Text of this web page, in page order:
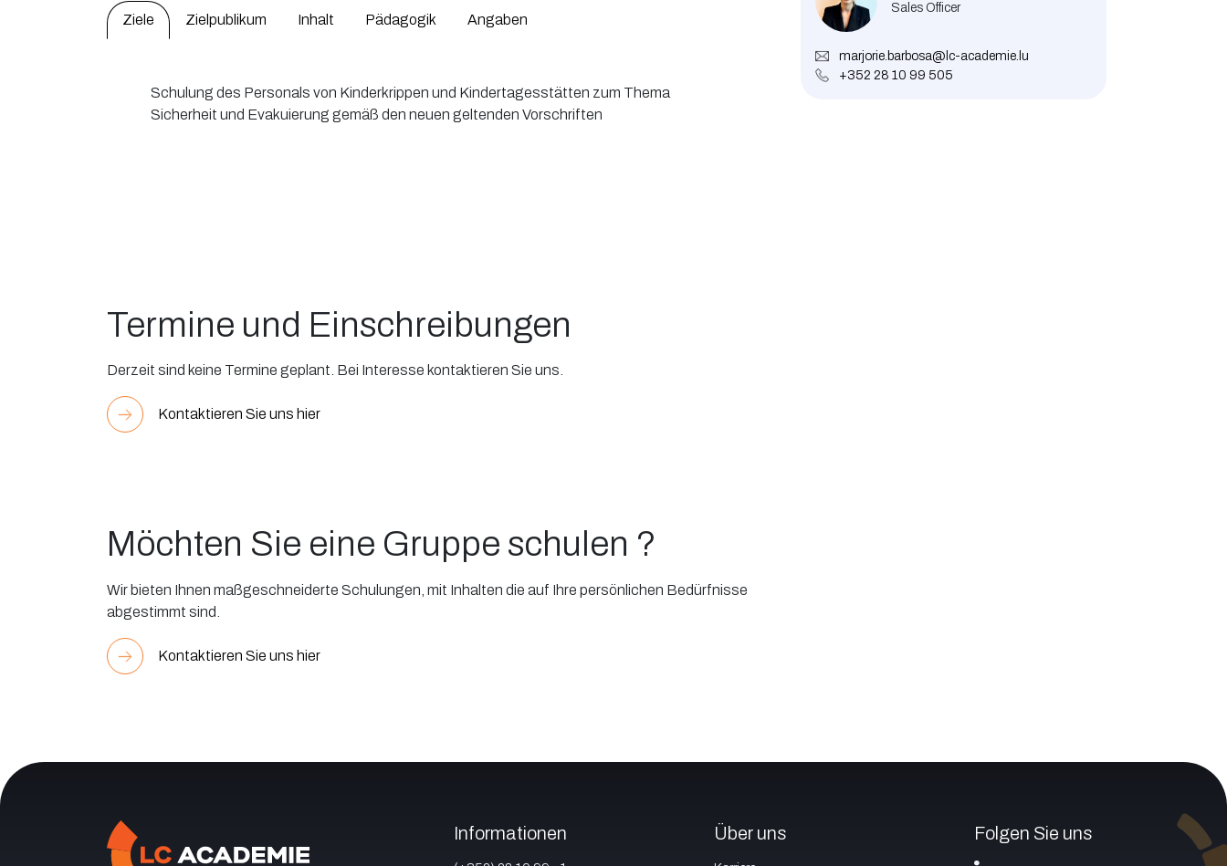
Ziele Zielpublikum Inhalt Pädagogik Angaben
Schulung des Personals von Kinderkrippen und Kindertagesstätten zum Thema
Sicherheit und Evakuierung gemäß den neuen geltenden Vorschriften
Termine und Einschreibungen
Derzeit sind keine Termine geplant. Bei Interesse kontaktieren Sie uns.
Kontaktieren Sie uns hier
Möchten Sie eine Gruppe schulen ?
Wir bieten Ihnen maßgeschneiderte Schulungen, mit Inhalten die auf Ihre persönlichen Bedürfnisse
abgestimmt sind.
Kontaktieren Sie uns hier
Sales Officer
marjorie.barbosa@lc-academie.lu
+352 28 10 99 505
Informationen Über uns Folgen Sie uns